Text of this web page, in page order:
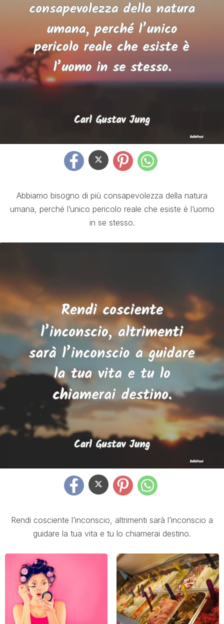
Abbiamo bisogno di più consapevolezza della natura
umana, perché l’unico pericolo reale che esiste è l’uomo
in se stesso.
Rendi cosciente l’inconscio, altrimenti sarà l’inconscio a
guidare la tua vita e tu lo chiamerai destino.